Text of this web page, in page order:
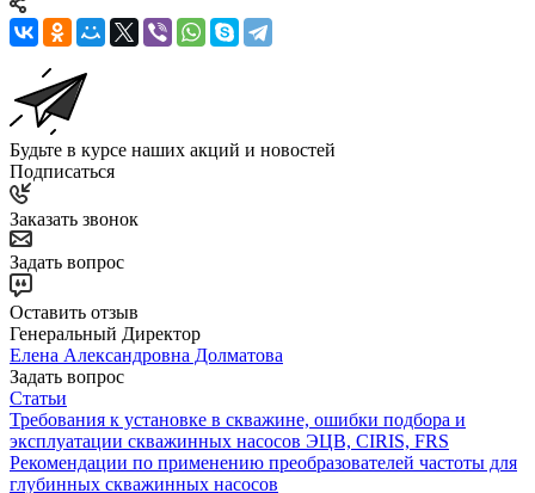
Будьте в курсе наших акций и новостей
Подписаться
Заказать звонок
Задать вопрос
Оставить отзыв
Генеральный Директор
Елена Александровна Долматова
Задать вопрос
Статьи
Требования к установке в скважине, ошибки подбора и
эксплуатации скважинных насосов ЭЦВ, CIRIS, FRS
Рекомендации по применению преобразователей частоты для
глубинных скважинных насосов